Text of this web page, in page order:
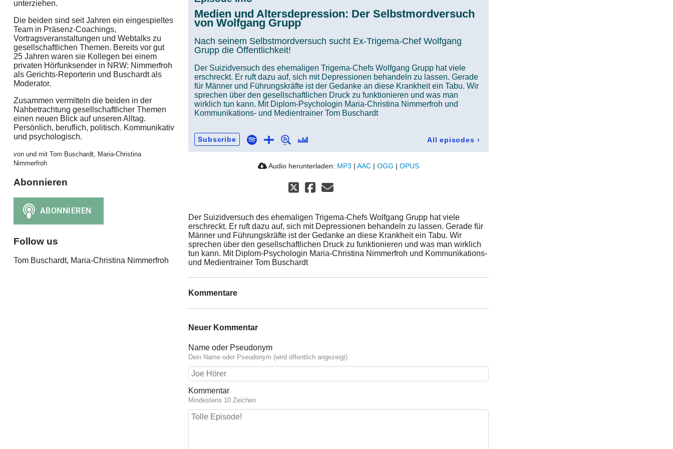
unterziehen.
Die beiden sind seit Jahren ein eingespieltes
Team in Präsenz-Coachings,
Vortragsveranstaltungen und Webtalks zu
gesellschaftlichen Themen. Bereits vor gut
25 Jahren waren sie Kollegen bei einem
privaten Hörfunksender in NRW: Nimmerfroh
als Gerichts-Reporterin und Buschardt als
Moderator.
Zusammen vermitteln die beiden in der
Nahbetrachtung gesellschaftlicher Themen
einen neuen Blick auf unseren Alltag.
Persönlich, beruflich, politisch. Kommunikativ
und psychologisch.
von und mit Tom Buschardt, Maria-Christina
Nimmerfroh
Abonnieren
Follow us
Tom Buschardt, Maria-Christina Nimmerfroh
Medien und Altersdepression: Der Selbstmordversuch
von Wolfgang Grupp
Nach seinem Selbstmordversuch sucht Ex-Trigema-Chef Wolfgang
Grupp die Öffentlichkeit!
Der Suizidversuch des ehemaligen Trigema-Chefs Wolfgang Grupp hat viele
erschreckt. Er ruft dazu auf, sich mit Depressionen behandeln zu lassen. Gerade
für Männer und Führungskräfte ist der Gedanke an diese Krankheit ein Tabu. Wir
sprechen über den gesellschaftlichen Druck zu funktionieren und was man
wirklich tun kann. Mit Diplom-Psychologin Maria-Christina Nimmerfroh und
Kommunikations- und Medientrainer Tom Buschardt
Subscribe All episodes ›
Audio herunterladen: MP3 |AAC |OGG |OPUS
Der Suizidversuch des ehemaligen Trigema-Chefs Wolfgang Grupp hat viele
erschreckt. Er ruft dazu auf, sich mit Depressionen behandeln zu lassen. Gerade für
Männer und Führungskräfte ist der Gedanke an diese Krankheit ein Tabu. Wir
sprechen über den gesellschaftlichen Druck zu funktionieren und was man wirklich
tun kann. Mit Diplom-Psychologin Maria-Christina Nimmerfroh und Kommunikations-
und Medientrainer Tom Buschardt
Kommentare
Neuer Kommentar
Name oder Pseudonym
Dein Name oder Pseudonym (wird öffentlich angezeigt)
Kommentar
Mindestens 10 Zeichen